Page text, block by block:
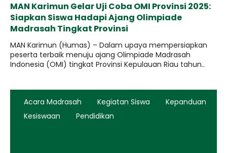
MAN Karimun Gelar Uji Coba OMI Provinsi 2025:
Siapkan Siswa Hadapi Ajang Olimpiade
Madrasah Tingkat Provinsi
MAN Karimun (Humas) – Dalam upaya mempersiapkan
peserta terbaik menuju ajang Olimpiade Madrasah
Indonesia (OMI) tingkat Provinsi Kepulauan Riau tahun..
Acara Madrasah Kegiatan Siswa
Kepanduan
Kesiswaan
Pendidikan